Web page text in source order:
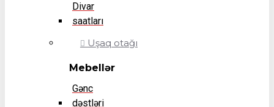
Divar
saatları
Uşaq otağı
Mebellər
Gənc
dəstləri